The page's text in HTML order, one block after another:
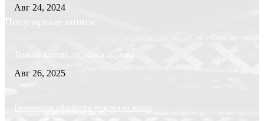
Авг 24, 2024
Популярные записи
Тонкий клиент: от офиса до дома
Авг 26, 2025
Безопасная обработка участка от крота